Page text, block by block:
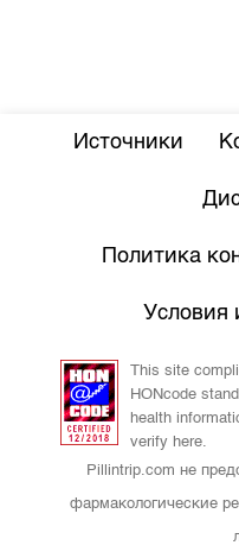
Источники
Политика
Условия
This site
HONcode
health
verify here.
Pillintrip.com не
фармакологические